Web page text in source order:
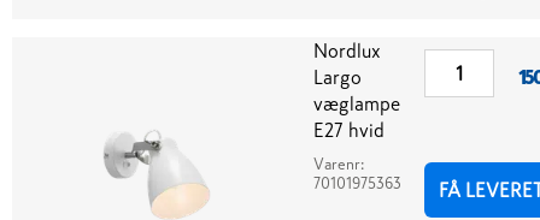
Nordlux
Largo
væglampe
E27 hvid
Varenr:
70101975363
FÅ